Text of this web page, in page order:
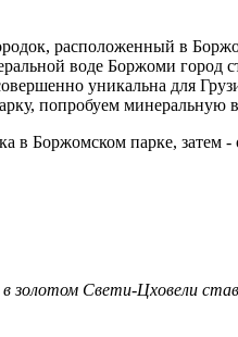
расположенный в
воде Боржоми город
уникальна для
попробуем минеральную
в Боржомском парке, затем
золотом Свети-Цховели